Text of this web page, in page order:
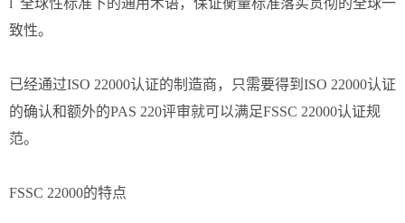
l 全球性标准下的通用术语，保证衡量标准落实贯彻的全球一
致性。
已经通过ISO 22000认证的制造商，只需要得到ISO 22000认证
的确认和额外的PAS 220评审就可以满足FSSC 22000认证规
范。
FSSC 22000的特点